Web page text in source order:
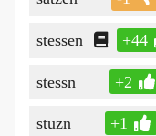
stessen +44
stessn +2
stuzn +1